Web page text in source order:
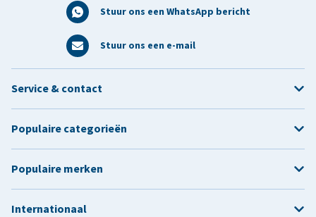
Stuur ons een WhatsApp bericht
Stuur ons een e-mail
Service & contact
Populaire categorieën
Populaire merken
Internationaal